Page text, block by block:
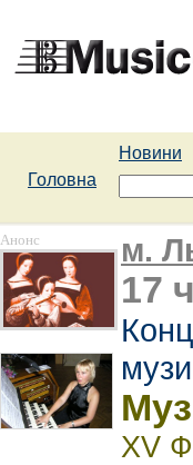
Новини
Головна
Анонс м.
17
XV